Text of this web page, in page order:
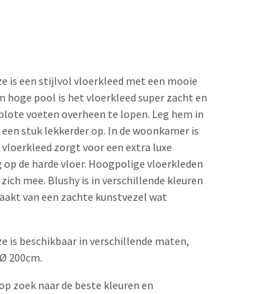
is een stijlvol vloerkleed met een mooie
hoge pool is het vloerkleed super zacht en
voeten overheen te lopen. Leg hem in
stuk lekkerder op. In de woonkamer is
zorgt voor een extra luxe
de harde vloer. Hoogpolige vloerkleden
mee. Blushy is in verschillende kleuren
van een zachte kunstvezel wat
is beschikbaar in verschillende maten,
200cm.
zoek naar de beste kleuren en